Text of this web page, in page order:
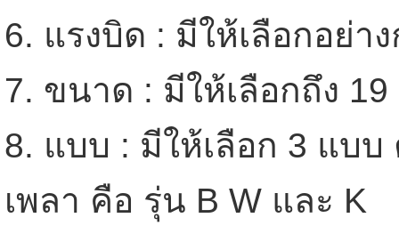
6. แรงบิด : มีให้เลือกอย่า
7. ขนาด : มีให้เลือกถึง
8. แบบ : มีให้เลือก 3 แบ
เพลา คือ รุ่น B W และ K